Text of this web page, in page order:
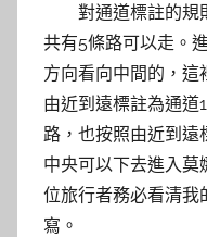
對通道標註的規
共有5條路可以走。
方向看向中間的，這
由近到遠標註為通道
路，也按照由近到遠
中央可以下去進入
位旅行者務必看清我
寫。